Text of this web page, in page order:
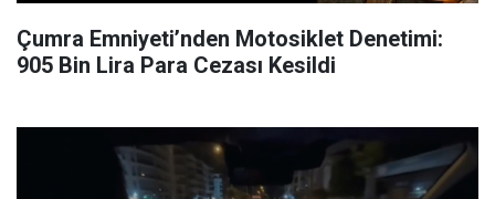
Çumra Emniyeti’nden Motosiklet Denetimi:
905 Bin Lira Para Cezası Kesildi